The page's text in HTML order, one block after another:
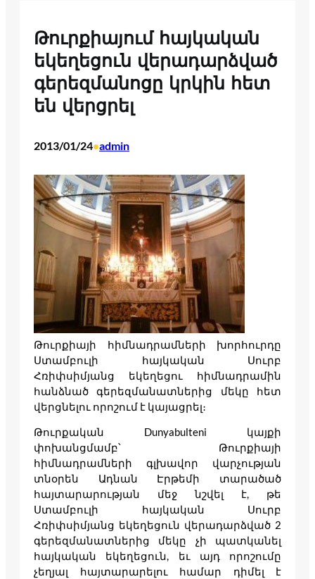
Թուրքիայում հայկական
եկեղեցուն վերադարձված
գերեզմանոցը կրկին հետ
են վերցրել
2013/01/24•admin
Թուրքիայի հիմնադրամների խորհուրդը
Ստամբուլի հայկական Սուրբ
Հռիփսիմյանց եկեղեցու հիմնադրամին
հանձնած գերեզմանատներից մեկը հետ
վերցնելու որոշում է կայացրել։
Թուրքական Dunyabulteni կայքի
փոխանցմամբ՝ Թուրքիայի
հիմնադրամների գլխավոր վարչության
տնօրեն Ադնան Էրթեմի տարածած
հայտարարության մեջ նշվել է, թե
Ստամբուլի հայկական Սուրբ
Հռիփսիմյանց եկեղեցուն վերադարձված 2
գերեզմանատներից մեկը չի պատկանել
հայկական եկեղեցուն, եւ այդ որոշումը
չեղյալ հայտարարելու համար դիմել է